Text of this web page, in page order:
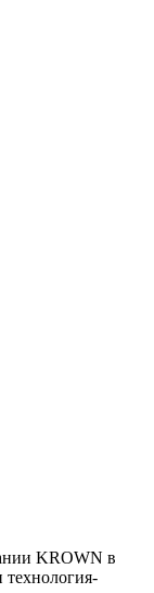
KROWN в